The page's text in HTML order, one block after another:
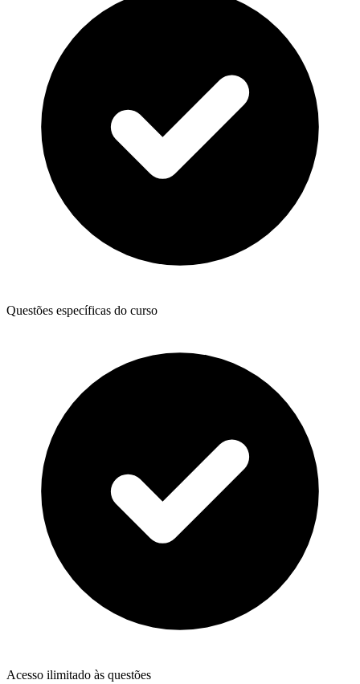
Questões específicas do curso
Acesso ilimitado às questões